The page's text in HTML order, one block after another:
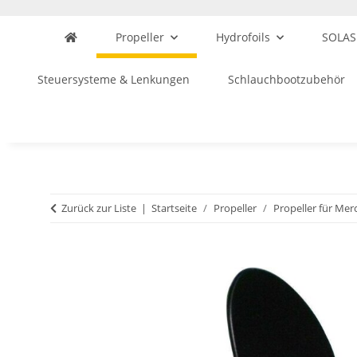
Propeller Hydrofoils
Steuersysteme & Lenkungen Schlauchbootzubehör
Zurück zur Liste Startseite Propeller Propeller für